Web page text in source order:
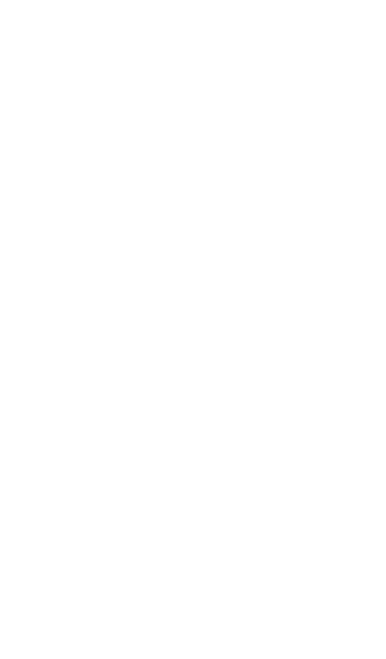
ン制御機器販売店・
ださい。
しないようお願いしま
バーズにご登録され
び当社の共同利用者
ることをご了承くだ
す。
商品です。
定はありません。
商品です。
むを得ず変更すること
ル類(PBDE) 1000ppm以下、
以下、フタル酸ジブチ
出荷製品に未対応品が
、2022年1月12日よ
テル類) : 1000ppm、
及ぼさない年数を意
三者に通知します。
合は、取り引きをい
当のオムロン制御